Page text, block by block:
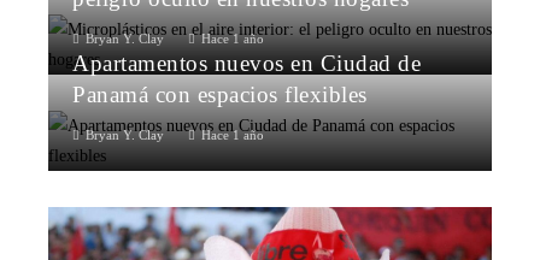
Bryan Y. Clay Hace 1 año
Apartamentos nuevos en Ciudad de
Panamá con espacios flexibles
Bryan Y. Clay Hace 1 año